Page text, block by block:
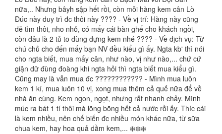
nữa,.. Nhưng bâyh sập hết rồi, còn mỗi hàng kem cân Lò
Đúc này duy trì đc thôi này ???? - Về vị trí: Hàng này cũng
dễ tìm thôi, nho nhỏ, có mấy cái bàn ghế cho khách ngồi,
còn đâu là 2 tủ to đùng đựng kem nhé ???? - Về dịch vụ: Từ
chú chủ cho đến mấy bạn NV đều kiểu gì ấy. Ngta kb' thì nói
cho ngta biết, mua mấy cân, như nào, vị như nào,... chứ cứ
giận dữ đùng đoàng khi ngta hỏi thì ngta biết mua kiểu gì.
Cũng may là vẫn mua đc ???????????? - Mình mua luôn
kem 1 kí, mua luôn 10 vị, xong mua thêm cả quế nữa để về
nhà ăn cùng. Kem ngon, ngọt, nhưng rất nhanh chảy. Mình
múc ra bát 1 tí thôi mà lõng bõng hết cả nước rồi ấy. Thíc cái
là kem nhiều, nên chế biến đc nhiều món khác nữa, từ sữa
chua kem, hay hoa quả dầm kem,... ❄️❄️❄️